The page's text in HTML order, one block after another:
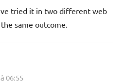
tried it in two different web
same outcome.
06:55